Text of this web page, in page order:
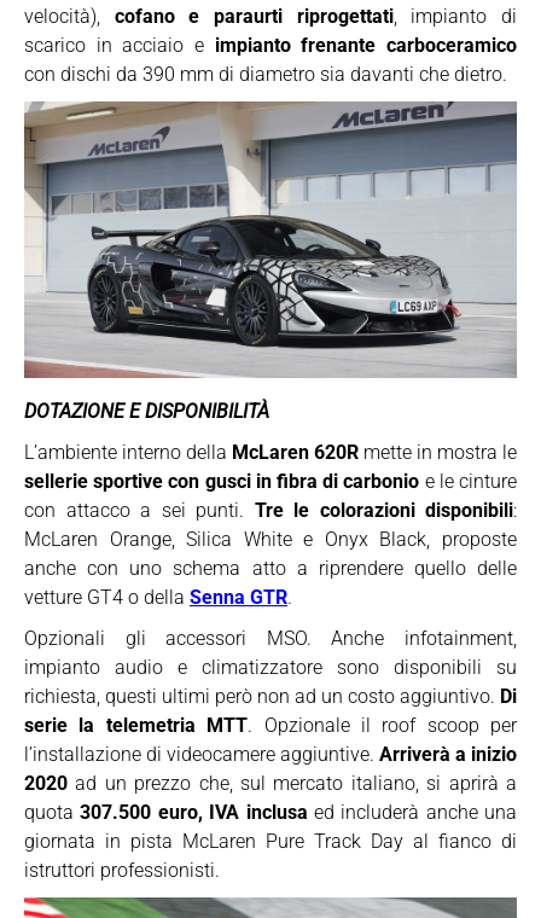
velocità), cofano e paraurti riprogettati, impianto di
scarico in acciaio e impianto frenante carboceramico
con dischi da 390 mm di diametro sia davanti che dietro.
DOTAZIONE E DISPONIBILITÀ
L’ambiente interno della McLaren 620R mette in mostra le
sellerie sportive con gusci in fibra di carbonio e le cinture
con attacco a sei punti. Tre le colorazioni disponibili:
McLaren Orange, Silica White e Onyx Black, proposte
anche con uno schema atto a riprendere quello delle
vetture GT4 o della Senna GTR.
Opzionali gli accessori MSO. Anche infotainment,
impianto audio e climatizzatore sono disponibili su
richiesta, questi ultimi però non ad un costo aggiuntivo. Di
serie la telemetria MTT. Opzionale il roof scoop per
l’installazione di videocamere aggiuntive. Arriverà a inizio
2020 ad un prezzo che, sul mercato italiano, si aprirà a
quota307.500 euro, IVA inclusa ed includerà anche una
giornata in pista McLaren Pure Track Day al fianco di
istruttori professionisti.